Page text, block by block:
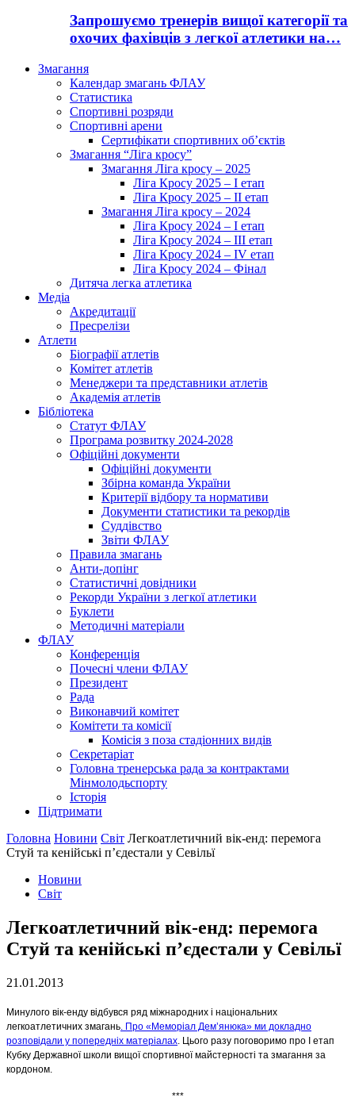
Запрошуємо тренерів вищої категорії та
охочих фахівців з легкої атлетики на…
Змагання
Календар змагань ФЛАУ
Статистика
Спортивні розряди
Спортивні арени
Сертифікати спортивних об’єктів
Змагання “Ліга кросу”
Змагання Ліга кросу – 2025
Ліга Кросу 2025 – I етап
Ліга Кросу 2025 – II етап
Змагання Ліга кросу – 2024
Ліга Кросу 2024 – I етап
Ліга Кросу 2024 – III етап
Ліга Кросу 2024 – IV етап
Ліга Кросу 2024 – Фінал
Дитяча легка атлетика
Медіа
Акредитації
Пресрелізи
Атлети
Біографії атлетів
Комітет атлетів
Менеджери та представники атлетів
Академія атлетів
Бібліотека
Статут ФЛАУ
Програма розвитку 2024-2028
Офіційні документи
Офіційні документи
Збірна команда України
Критерії відбору та нормативи
Документи статистики та рекордів
Суддівство
Звіти ФЛАУ
Правила змагань
Анти-допінг
Статистичні довідники
Рекорди України з легкої атлетики
Буклети
Методичні матеріали
ФЛАУ
Конференція
Почесні члени ФЛАУ
Президент
Рада
Виконавчий комітет
Комітети та комісії
Комісія з поза стадіонних видів
Секретаріат
Головна тренерська рада за контрактами
Мінмолодьспорту
Історія
Підтримати
Головна Новини Світ Легкоатлетичний вік-енд: перемога
Стуй та кенійські п’єдестали у Севільї
Новини
Світ
Легкоатлетичний вік-енд: перемога
Стуй та кенійські п’єдестали у Севільї
21.01.2013
Минулого вік-енду відбувся ряд міжнародних і національних
легкоатлетичних змагань . Про «Меморіал Дем’янюка» ми докладно
розповідали у попередніх матеріалах . Цього разу поговоримо про І етап
Кубку Державної школи вищої спортивної майстерності та змагання за
кордоном.
***